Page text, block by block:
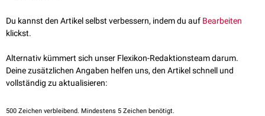
Guanin
Xanthin
Pyrimidinbasen
Cytosin
Thymin
Dihydrouracil
Du kannst den Artikel selbst verbessern, indem du auf Bearbeiten
klickst.
Alternativ kümmert sich unser Flexikon-Redaktionsteam darum.
Deine zusätzlichen Angaben helfen uns, den Artikel schnell und
vollständig zu aktualisieren:
500 Zeichen verbleibend. Mindestens 5 Zeichen benötigt.